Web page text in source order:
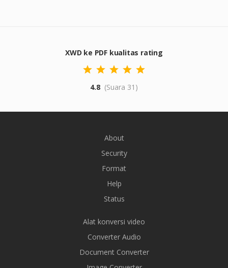
XWD ke PDF kualitas rating
4.8 (Suara 31)
About
Security
Format
Help
Status
Alat konversi video
Converter Audio
Document Converter